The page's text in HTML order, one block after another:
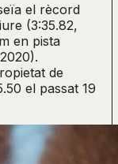
el rècord
(3:35.82,
en pista
de
el passat 19